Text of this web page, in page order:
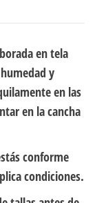
en tela
y
en las
en la cancha
conforme
condiciones.